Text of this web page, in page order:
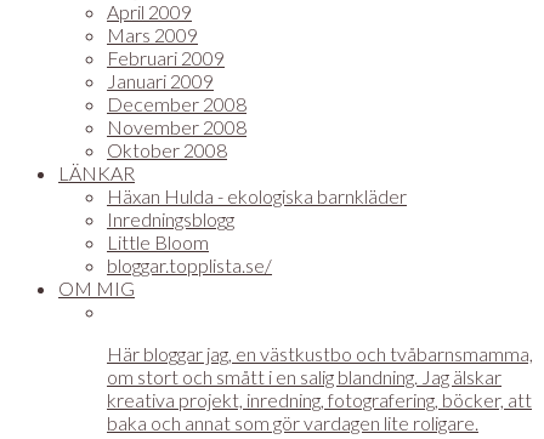
April 2009
Mars 2009
Februari 2009
Januari 2009
December 2008
November 2008
Oktober 2008
LÄNKAR
Häxan Hulda - ekologiska barnkläder
Inredningsblogg
Little Bloom
bloggar.topplista.se/
OM MIG
Här bloggar jag, en västkustbo och tvåbarnsmamma,
om stort och smått i en salig blandning. Jag älskar
kreativa projekt, inredning, fotografering, böcker, att
baka och annat som gör vardagen lite roligare.